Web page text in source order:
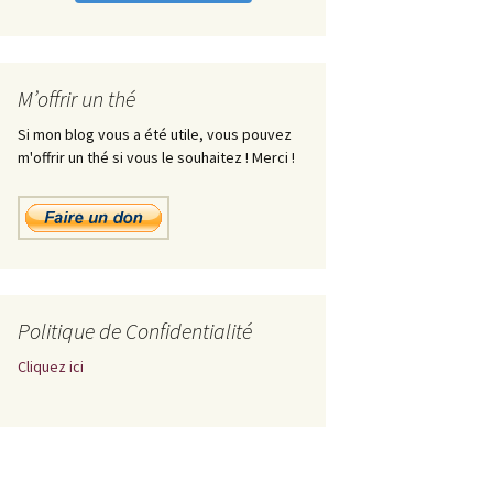
M’offrir un thé
Si mon blog vous a été utile, vous pouvez
m'offrir un thé si vous le souhaitez ! Merci !
Politique de Confidentialité
Cliquez ici